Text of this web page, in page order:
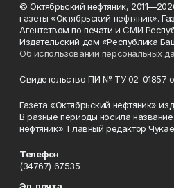
© Октябрьский нефтяник,
газеты «Октябрьский нефтяник».
Агентством по печати и СМИ
Издательский дом «Республика
Об использовании персональных
Свидетельство ПИ № ТУ 02-01857
Газета «Октябрьский нефтяник»
В разные периоды носила
нефтяник». Главный редактор
Телефон
(34767) 67535